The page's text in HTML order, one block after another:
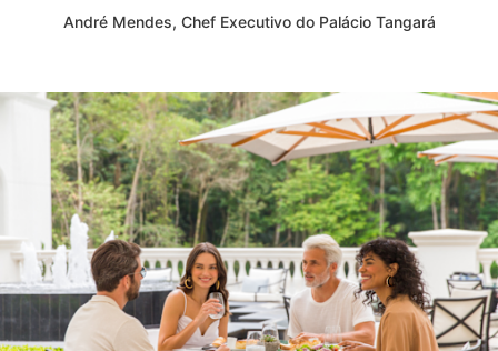
André Mendes, Chef Executivo do Palácio Tangará